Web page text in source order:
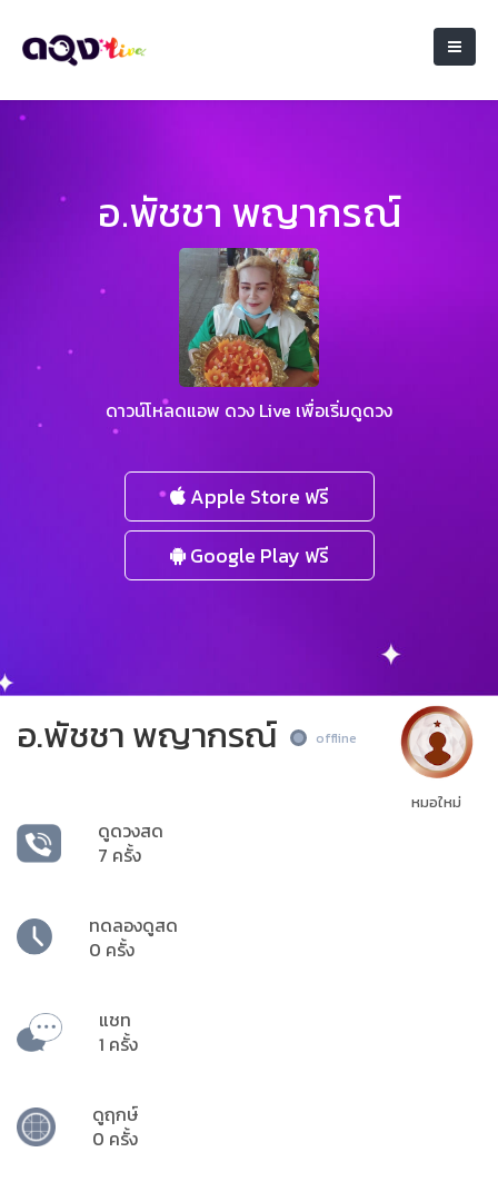
อ.พัชชา พญากรณ์
ดาวน์โหลดแอพ ดวง Live เพื่อเริ่มดูดวง
Apple Store ฟรี
Google Play ฟรี
อ.พัชชา พญากรณ์ offline
ดูดวงสด
7 ครั้ง
ทดลองดูสด
0 ครั้ง
แชท
1 ครั้ง
ดูฤกษ์
0 ครั้ง
หมอใหม่